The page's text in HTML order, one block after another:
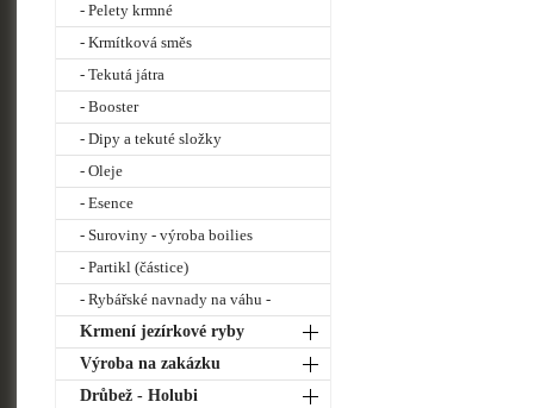
- Pelety krmné
- Krmítková směs
- Tekutá játra
- Booster
- Dipy a tekuté složky
- Oleje
- Esence
- Suroviny - výroba boilies
- Partikl (částice)
- Rybářské navnady na váhu -
Krmení jezírkové ryby
Výroba na zakázku
Drůbež - Holubi